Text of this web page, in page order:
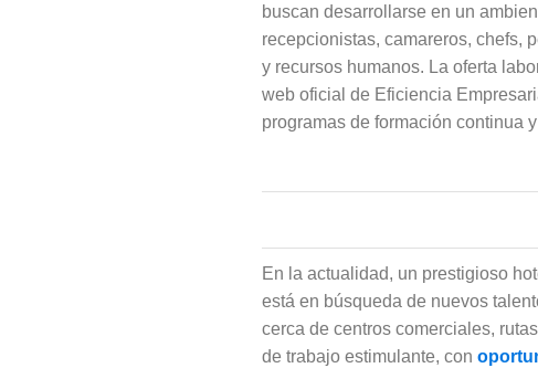
buscan desarrollarse en un
recepcionistas, camareros, chefs,
y recursos humanos. La oferta
web oficial de Eficiencia
programas de formación continua
En la actualidad, un prestigioso
está en búsqueda de nuevos
cerca de centros comerciales,
de trabajo estimulante, con